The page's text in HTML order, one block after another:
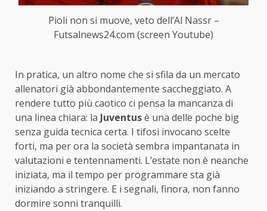
Pioli non si muove, veto dell’Al Nassr –
Futsalnews24.com (screen Youtube)
In pratica, un altro nome che si sfila da un mercato
allenatori già abbondantemente saccheggiato. A
rendere tutto più caotico ci pensa la mancanza di
una linea chiara: la Juventusè una delle poche big
senza guida tecnica certa. I tifosi invocano scelte
forti, ma per ora la società sembra impantanata in
valutazioni e tentennamenti. L’estate non è neanche
iniziata, ma il tempo per programmare sta già
iniziando a stringere. E i segnali, finora, non fanno
dormire sonni tranquilli.